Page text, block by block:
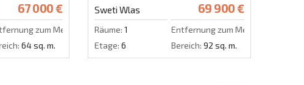
67 000 €
zum Meer:
500 m.
64 sq. m.
Sweti Wlas 69 900 €
Räume: 1 Entfernung zum Meer:
Etage: 6 Bereich: 92 sq. m.